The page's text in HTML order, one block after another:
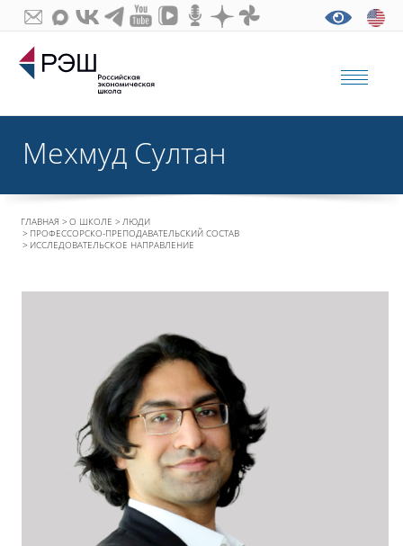
Мехмуд Султан
ГЛАВНАЯ О ШКОЛЕ
ЛЮДИ
ПРОФЕССОРСКО-ПРЕПОДАВАТЕЛЬСКИЙ СОСТАВ
ИССЛЕДОВАТЕЛЬСКОЕ НАПРАВЛЕНИЕ